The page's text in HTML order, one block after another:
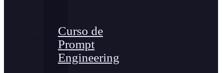
Curso de
Prompt
Engineering